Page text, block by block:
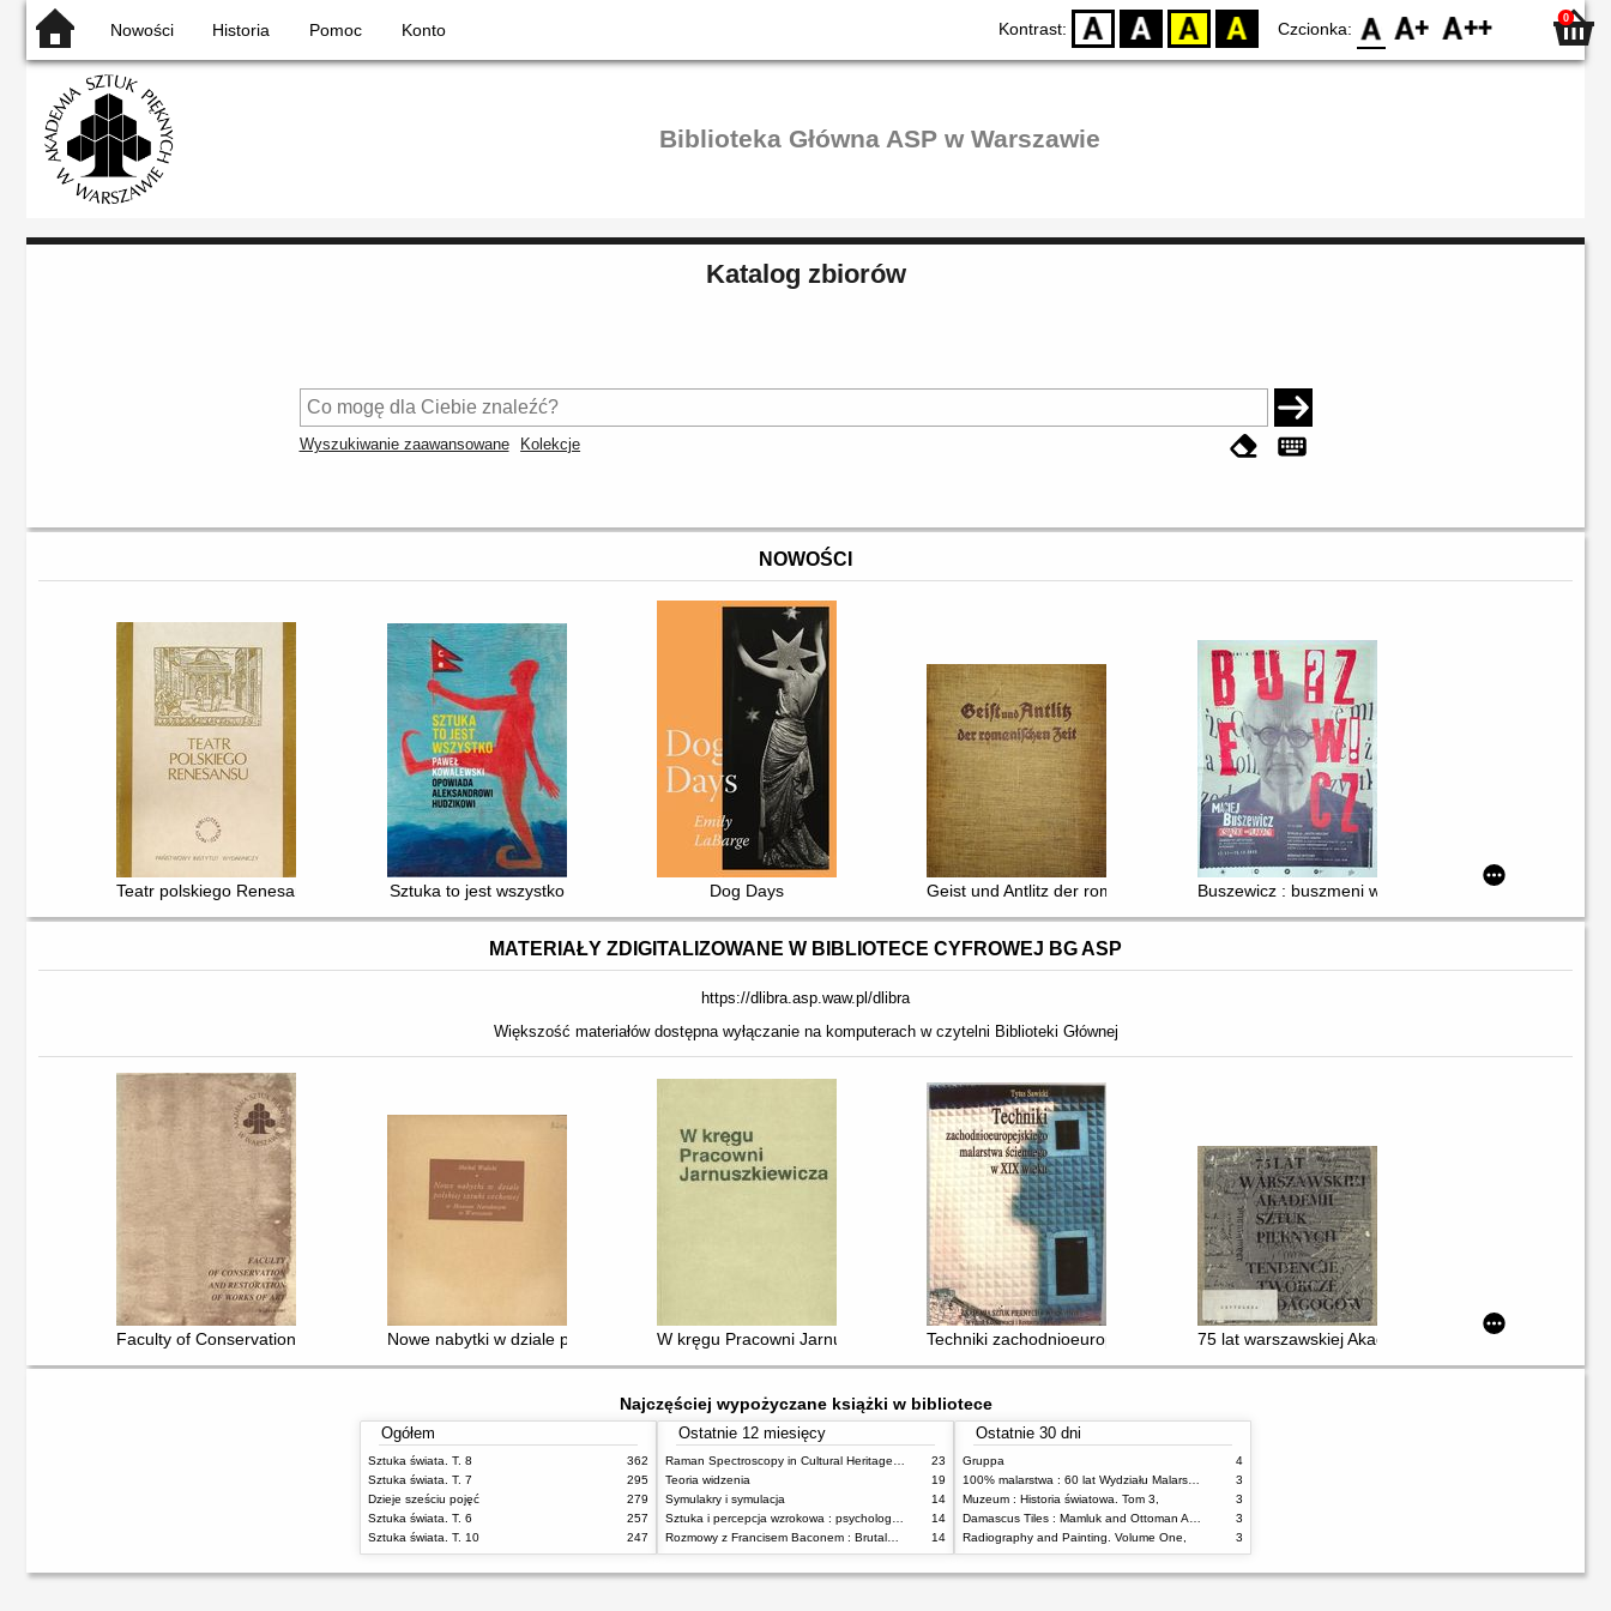
Nowości Historia Pomoc Konto Kontrast: D BW YB BY Czcionka: F0 F1 F2 0
Biblioteka Główna ASP w Warszawie
Katalog zbiorów
Wyszukiwanie zaawansowane Kolekcje
NOWOŚCI
Teatr polskiego Renesansu : antologiaSztuka to jest wszystko Dog Days Geist und Antlitz der romanischen ZeitBuszewicz : buszmeni w Poznaniu : książki, plakaty
MATERIAŁY ZDIGITALIZOWANE W BIBLIOTECE CYFROWEJ BG ASP
https://dlibra.asp.waw.pl/dlibra
Większość materiałów dostępna wyłączanie na komputerach w czytelni Biblioteki Głównej
Faculty of Conservation and Restoration of Works of ArtNowe nabytki w dziale polskiej sztuki cechowej w Muzeum Narodowym w Warszawie
W kręgu Pracowni Jarnuszkiewicza : w 35-lecie pracy pedagogicznej profesora Jerzego Jarnuszkiewicza : wystawa w auli
Techniki zachodnioeuropejskiego malarstwa ściennego w XIX wieku
75 lat warszawskiej Akademii Sztuk Pięknych :
Najczęściej wypożyczane książki w bibliotece
Ogółem
Sztuka świata. T. 8
362
Sztuka świata. T. 7
295
Dzieje sześciu pojęć
279
Sztuka świata. T. 6
257
Sztuka świata. T. 10
247
Ostatnie 12 miesięcy
Raman Spectroscopy in Cultural Heritage Preservation
23
Teoria widzenia
19
Symulakry i symulacja
14
Sztuka i percepcja wzrokowa : psychologia twórczego oka
14
Rozmowy z Francisem Baconem : Brutalność faktu
14
Ostatnie 30 dni
Gruppa
4
100% malarstwa : 60 lat Wydziału Malarstwa ASP w Warszawie
3
Muzeum : Historia światowa. Tom 3,
3
Damascus Tiles : Mamluk and Ottoman Architectural Ceramics from Syria
3
Radiography and Painting. Volume One,
3